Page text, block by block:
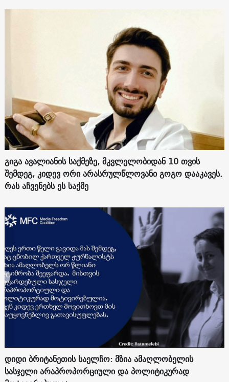
გიგა ავალიანის საქმეზე, მკვლელობიდან 10 თვის
შემდეგ, კიდევ ორი არასრულწლოვანი გოგო დააკავეს.
რას აჩვენებს ეს საქმე
დიდი ბრიტანეთის საელჩო: მზია ამაღლობელის
სასჯელი არაპროპორციული და პოლიტიკურად